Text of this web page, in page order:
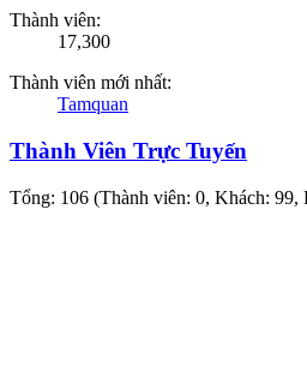
Thành viên:
17,300
Thành viên mới nhất:
Tamquan
Thành Viên Trực Tuyến
Tổng: 106 (Thành viên: 0, Khách: 99,